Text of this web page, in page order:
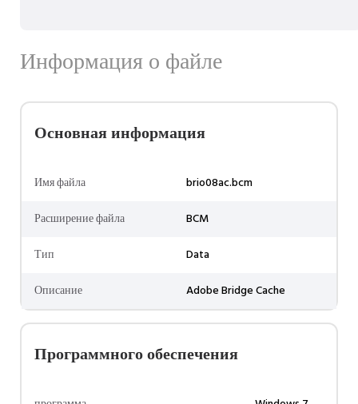
Информация о файле
Основная информация
Имя файла
brio08ac.bcm
Расширение файла
BCM
Тип
Data
Описание
Adobe Bridge Cache
Программного обеспечения